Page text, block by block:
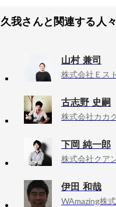
久我さんと関連する人々
山村 兼司
古志野 史嗣
下岡 純一郎
伊田 和哉